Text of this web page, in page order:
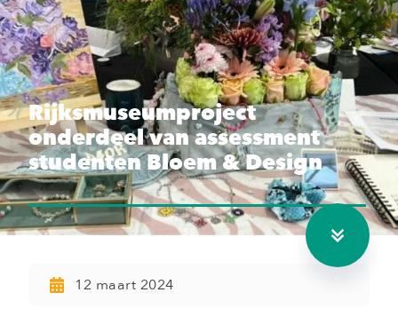
Rijksmuseumproject
onderdeel van assessment
studenten Bloem & Design
12 maart 2024